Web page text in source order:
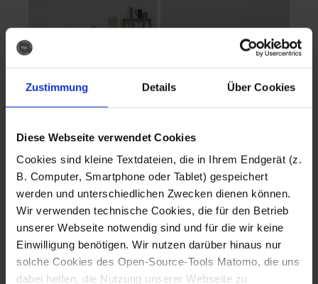
Zustimmung Details Über Cookies
Diese Webseite verwendet Cookies
Cookies sind kleine Textdateien, die in Ihrem Endgerät (z.
B. Computer, Smartphone oder Tablet) gespeichert
werden und unterschiedlichen Zwecken dienen können.
Wir verwenden technische Cookies, die für den Betrieb
unserer Webseite notwendig sind und für die wir keine
Einwilligung benötigen. Wir nutzen darüber hinaus nur
solche Cookies des Open-Source-Tools Matomo, die uns
dabei helfen, die Nutzung unserer Webseite zu
Fotografo: Lorenz
Sternbach
Download
Fotografo: Lorenz
Sternbach
Download